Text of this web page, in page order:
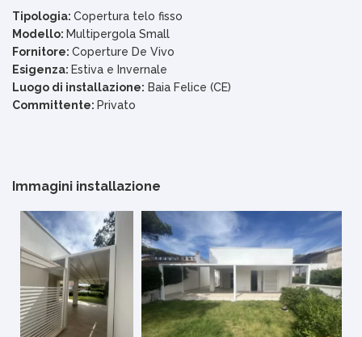
Tipologia: Copertura telo fisso
Modello: Multipergola Small
Fornitore: Coperture De Vivo
Esigenza: Estiva e Invernale
Luogo di installazione: Baia Felice (CE)
Committente: Privato
Immagini installazione